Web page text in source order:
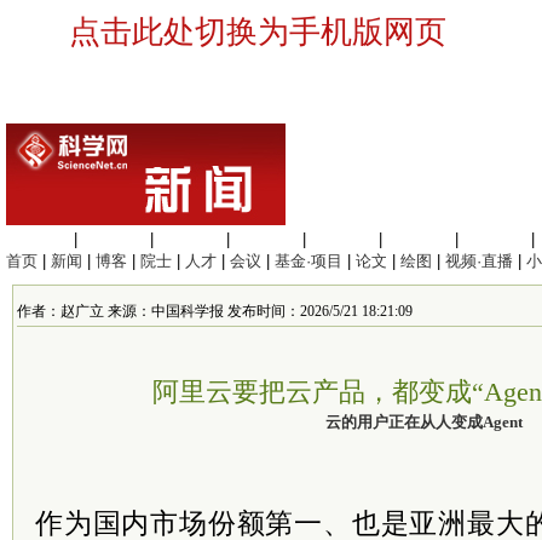
点击此处切换为手机版网页
首页
新闻 博客 院士 人才 会议 基金·项目 论文 绘图 视频·直播
作者：赵广立 来源：中国科学报 发布时间：2026/5/21 18:21:09
阿里云要把云产品，都变成
云的用户正在从人变成Agent
作为国内市场份额第一、也是亚洲最大